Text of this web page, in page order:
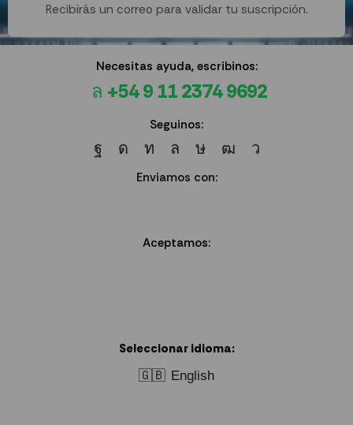
Recibirás un correo para validar tu suscripción.
Necesitas ayuda, escribinos:
+54 9 11 2374 9692
Seguinos:
Enviamos con:
Aceptamos:
Seleccionar idioma:
🇬🇧 English